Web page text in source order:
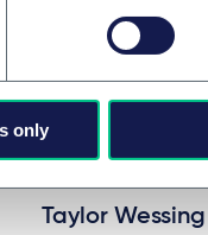
only
Taylor